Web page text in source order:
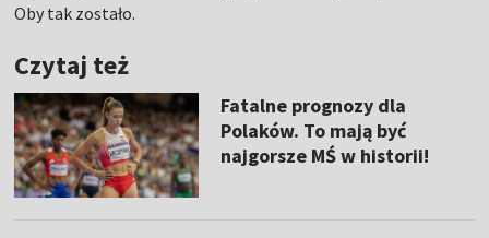
Oby tak zostało.
Czytaj też
Fatalne prognozy dla
Polaków. To mają być
najgorsze MŚ w historii!